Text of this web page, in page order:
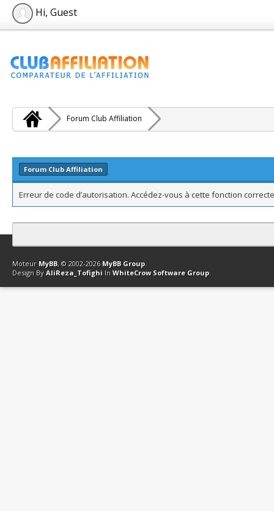
Hi, Guest
Forum Club Affiliation
Forum Club Affiliation
Erreur de code d’autorisation. Accédez-vous à cette fonction
Contact Club Affiliation Retourner en haut Version bas-débit
Moteur MyBB, © 2002-2026 MyBB Group.
Design By AliReza_Tofighi In WhiteCrow Software Group.